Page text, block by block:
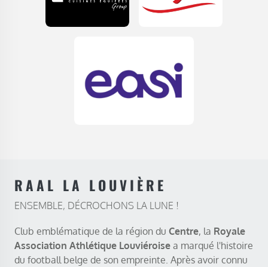
RAAL LA LOUVIÈRE
ENSEMBLE, DÉCROCHONS LA LUNE !
Club emblématique de la région du Centre, la Royale
Association Athlétique Louviéroisea marqué l'histoire
du football belge de son empreinte. Après avoir connu